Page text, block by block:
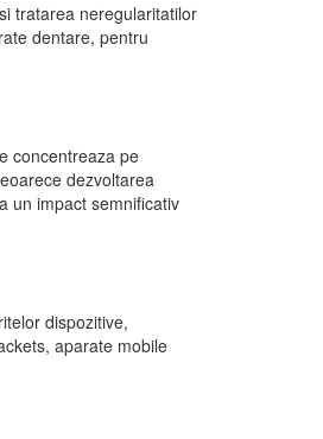
tratarea neregularitatilor
dentare, pentru
concentreaza pe
dezvoltarea
un impact semnificativ
dispozitive,
aparate mobile